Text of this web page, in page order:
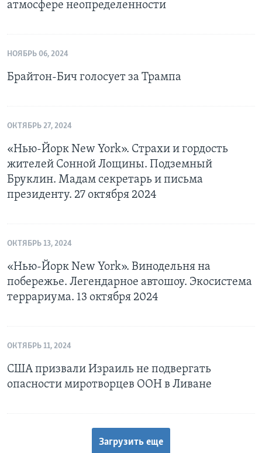
атмосфере неопределенности
НОЯБРЬ 06, 2024
Брайтон-Бич голосует за Трампа
ОКТЯБРЬ 27, 2024
«Нью-Йорк New York». Страхи и гордость
жителей Сонной Лощины. Подземный
Бруклин. Мадам секретарь и письма
президенту. 27 октября 2024
ОКТЯБРЬ 13, 2024
«Нью-Йорк New York». Винодельня на
побережье. Легендарное автошоу. Экосистема
террариума. 13 октября 2024
ОКТЯБРЬ 11, 2024
США призвали Израиль не подвергать
опасности миротворцев ООН в Ливане
Загрузить еще